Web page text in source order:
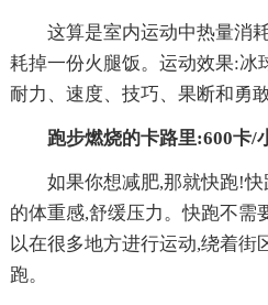
这算是室内运动中热量消
耗掉一份火腿饭。运动效果:冰
耐力、速度、技巧、果断和勇
跑步燃烧的卡路里:600卡/
如果你想减肥,那就快跑!
的体重感,舒缓压力。快跑不需
以在很多地方进行运动,绕着街
跑。